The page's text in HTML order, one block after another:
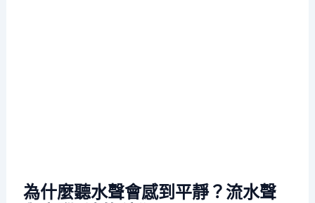
為什麼聽水聲會感到平靜？流水聲